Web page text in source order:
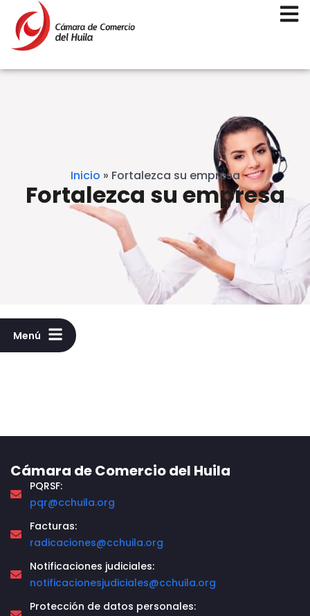
Inicio » Fortalezca su empresa
Fortalezca su empresa
Menú
Cámara de Comercio del Huila
PQRSF:
pqr@cchuila.org
Facturas:
radicaciones@cchuila.org
Notificaciones judiciales:
notificacionesjudiciales@cchuila.org
Protección de datos personales: